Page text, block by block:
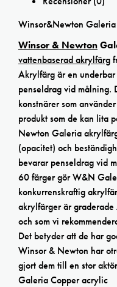
Winsor&Newton
Winsor & Newton
vattenbaserad akrylfärg
Akrylfärg är en
penseldrag vid målning.
konstnärer som
produkt som de kan lita
Newton Galeria
(opacitet) och
bevarar penseldrag vid
60 färger gör W&N
konkurrenskraftig
akrylfärger är
och som vi
Det betyder att de har
Winsor & Newton har
gjort dem till en stor
Galeria Copper acrylic